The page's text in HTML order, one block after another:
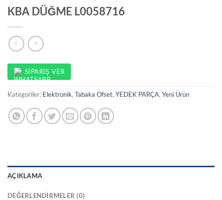
KBA DÜĞME L0058716
SIPARIŞ VER
Kategoriler: Elektronik, Tabaka Ofset, YEDEK PARÇA, Yeni Ürün
AÇIKLAMA
DEĞERLENDIRMELER (0)